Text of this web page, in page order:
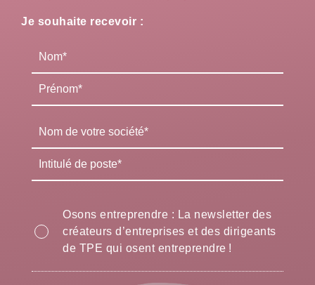
Je souhaite recevoir :
Osons entreprendre : La newsletter des
créateurs d’entreprises et des dirigeants
de TPE qui osent entreprendre !